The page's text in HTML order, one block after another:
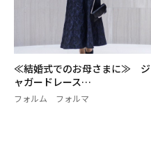
≪結婚式でのお母さまに≫ ジ
ャガードレース…
フォルム フォルマ